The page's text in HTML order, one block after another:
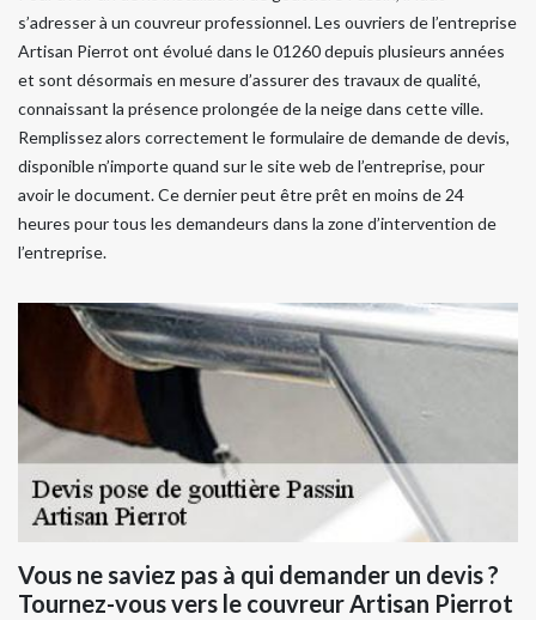
s’adresser à un couvreur professionnel. Les ouvriers de l’entreprise
Artisan Pierrot ont évolué dans le 01260 depuis plusieurs années
et sont désormais en mesure d’assurer des travaux de qualité,
connaissant la présence prolongée de la neige dans cette ville.
Remplissez alors correctement le formulaire de demande de devis,
disponible n’importe quand sur le site web de l’entreprise, pour
avoir le document. Ce dernier peut être prêt en moins de 24
heures pour tous les demandeurs dans la zone d’intervention de
l’entreprise.
Vous ne saviez pas à qui demander un devis ?
Tournez-vous vers le couvreur Artisan Pierrot